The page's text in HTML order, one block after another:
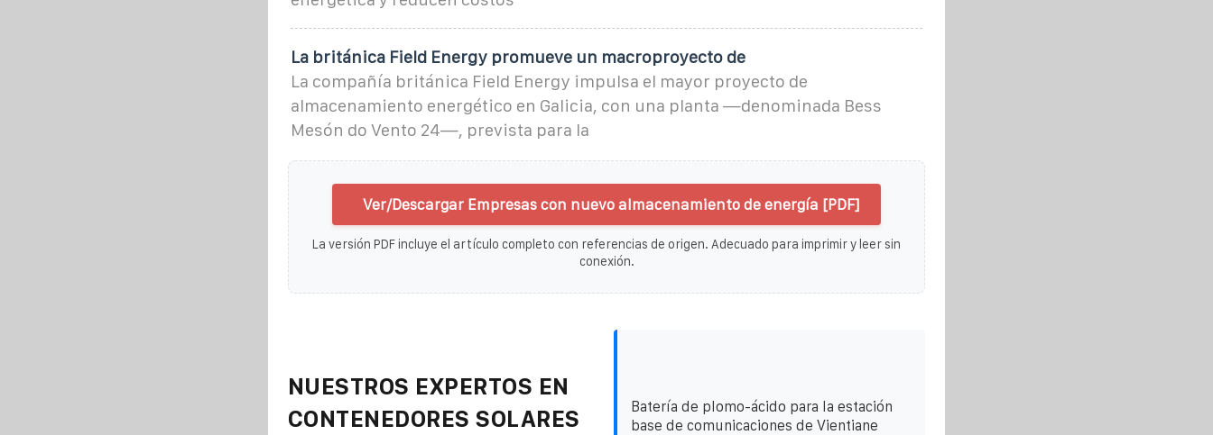
La británica Field Energy promueve un macroproyecto de
La compañía británica Field Energy impulsa el mayor proyecto de
almacenamiento energético en Galicia, con una planta —denominada Bess
Mesón do Vento 24—, prevista para la
Ver/Descargar Empresas con nuevo almacenamiento de energía [PDF]
La versión PDF incluye el artículo completo con referencias de origen. Adecuado para imprimir y leer sin
conexión.
NUESTROS EXPERTOS EN
CONTENEDORES SOLARES
Batería de plomo-ácido para la estación
base de comunicaciones de Vientiane